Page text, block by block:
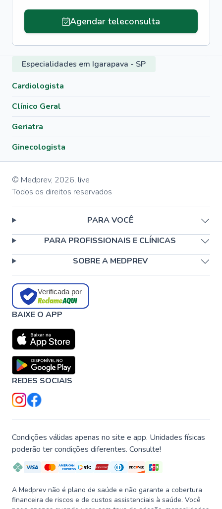
Agendar teleconsulta
Especialidades em Igarapava - SP
Cardiologista
Clínico Geral
Geriatra
Ginecologista
© Medprev, 2026, live
Todos os direitos reservados
PARA VOCÊ
PARA PROFISSIONAIS E CLÍNICAS
SOBRE A MEDPREV
Verificada por
BAIXE O APP
REDES SOCIAIS
Condições válidas apenas no site e app. Unidades físicas
poderão ter condições diferentes. Consulte!
A Medprev não é plano de saúde e não garante a cobertura
financeira de riscos e de custos assistenciais à saúde. Você